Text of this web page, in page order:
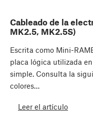
Cableado de la
MK2.5, MK2.5S)
Escrita como Mini-
placa lógica utilizada
simple. Consulta la
colores…
Leer el artículo